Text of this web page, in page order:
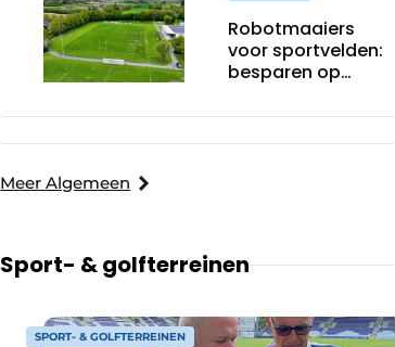
Robotmaaiers
voor sportvelden:
besparen op
personeel
Meer Algemeen
Sport- & golfterreinen
SPORT- & GOLFTERREINEN